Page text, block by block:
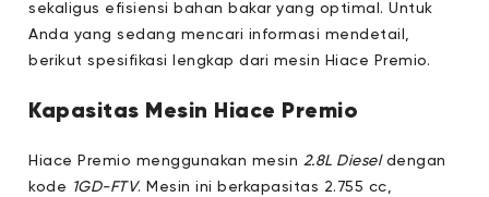
sekaligus efisiensi bahan bakar yang optimal. Untuk
Anda yang sedang mencari informasi mendetail,
berikut spesifikasi lengkap dari mesin Hiace Premio.
Kapasitas Mesin Hiace Premio
Hiace Premio menggunakan mesin 2.8L Dieseldengan
kode 1GD-FTV. Mesin ini berkapasitas 2.755 cc,